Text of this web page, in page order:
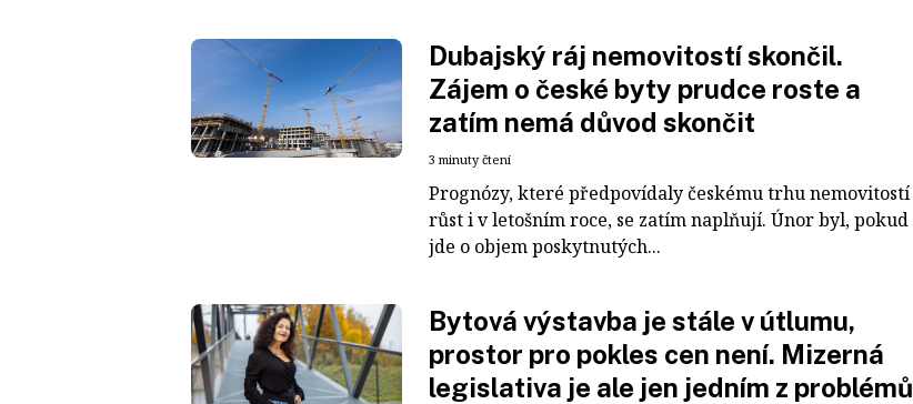
Dubajský ráj nemovitostí skončil.
Zájem o české byty prudce roste a
zatím nemá důvod skončit
3 minuty čtení
Prognózy, které předpovídaly českému trhu nemovitostí
růst i v letošním roce, se zatím naplňují. Únor byl, pokud
jde o objem poskytnutých...
Bytová výstavba je stále v útlumu,
prostor pro pokles cen není. Mizerná
legislativa je ale jen jedním z problémů